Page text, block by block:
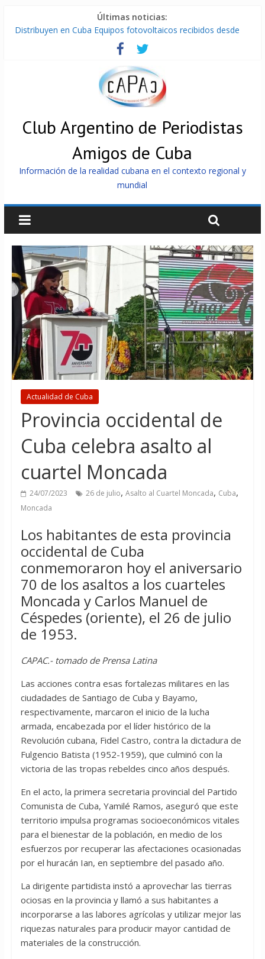
Últimas noticias:
Distribuyen en Cuba Equipos fotovoltaicos recibidos desde
La ONU condena medidas de EE.UU contra Cuba
Cuba alerta sobre doctrina militar de dominación de EEUU
Nuevas sanciones de EEUU contra Cuba apuntan a la
cooperación militar con Rusia y China
Brutal represión contra los que marchan para que no se
venda la patria
Club Argentino de Periodistas
Amigos de Cuba
Información de la realidad cubana en el contexto regional y
mundial
Actualidad de Cuba
Provincia occidental de
Cuba celebra asalto al
cuartel Moncada
24/07/2023 26 de julio, Asalto al Cuartel Moncada, Cuba,
Moncada
Los habitantes de esta provincia
occidental de Cuba
conmemoraron hoy el aniversario
70 de los asaltos a los cuarteles
Moncada y Carlos Manuel de
Céspedes (oriente), el 26 de julio
de 1953.
CAPAC.- tomado de Prensa Latina
Las acciones contra esas fortalezas militares en las
ciudadades de Santiago de Cuba y Bayamo,
respectivamente, marcaron el inicio de la lucha
armada, encabezada por el líder histórico de la
Revolución cubana, Fidel Castro, contra la dictadura de
Fulgencio Batista (1952-1959), que culminó con la
victoria de las tropas rebeldes cinco años después.
En el acto, la primera secretaria provincial del Partido
Comunista de Cuba, Yamilé Ramos, aseguró que este
territorio impulsa programas socioeconómicos vitales
para el bienestar de la población, en medio de los
esfuerzos por recuperar las afectaciones ocasionadas
por el huracán Ian, en septiembre del pasado año.
La dirigente partidista instó a aprovechar las tierras
ociosas en la provincia y llamó a sus habitantes a
incorporarse a las labores agrícolas y utilizar mejor las
riquezas naturales para producir mayor cantidad de
materiales de la construcción.